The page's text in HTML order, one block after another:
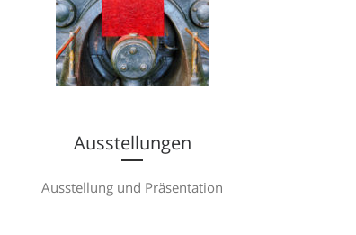
Ausstellungen
Ausstellung und Präsentation